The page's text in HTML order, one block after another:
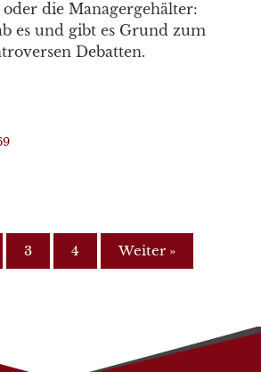
die Managergehälter:
es und gibt es Grund zum
Debatten.
3 4 Weiter »